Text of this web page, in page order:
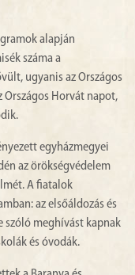
alapján
száma a
ugyanis az Országos
Országos Horvát napot,
egyházmegyei
az örökségvédelem
A fiatalok
az elsőáldozás és
szóló meghívást kapnak
és óvodák.